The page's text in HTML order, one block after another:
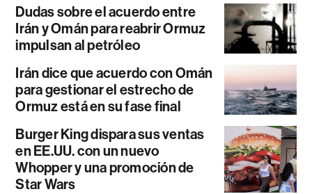
Dudas sobre el acuerdo entre
Irán y Omán para reabrir Ormuz
impulsan al petróleo
Irán dice que acuerdo con Omán
para gestionar el estrecho de
Ormuz está en su fase final
Burger King dispara sus ventas
en EE.UU. con un nuevo
Whopper y una promoción de
Star Wars